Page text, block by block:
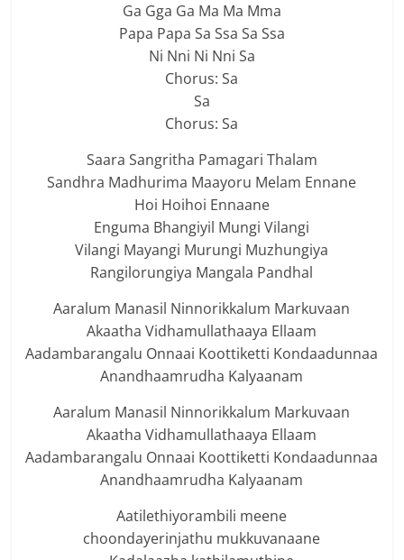
Ga Gga Ga Ma Ma Mma
Papa Papa Sa Ssa Sa Ssa
Ni Nni Ni Nni Sa
Chorus: Sa
Sa
Chorus: Sa
Saara Sangritha Pamagari Thalam
Sandhra Madhurima Maayoru Melam Ennane
Hoi Hoihoi Ennaane
Enguma Bhangiyil Mungi Vilangi
Vilangi Mayangi Murungi Muzhungiya
Rangilorungiya Mangala Pandhal
Aaralum Manasil Ninnorikkalum Markuvaan
Akaatha Vidhamullathaaya Ellaam
Aadambarangalu Onnaai Koottiketti Kondaadunnaa
Anandhaamrudha Kalyaanam
Aaralum Manasil Ninnorikkalum Markuvaan
Akaatha Vidhamullathaaya Ellaam
Aadambarangalu Onnaai Koottiketti Kondaadunnaa
Anandhaamrudha Kalyaanam
Aatilethiyorambili meene
choondayerinjathu mukkuvanaane